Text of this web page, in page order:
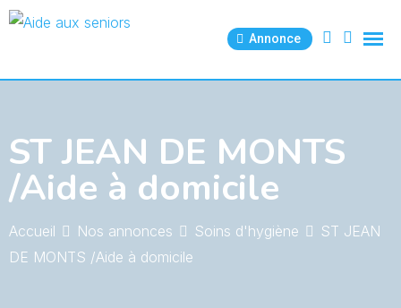
Skip
Annonce
ST JEAN DE MONTS
/Aide à domicile
Accueil Nos annonces Soins d'hygiène
ST JEAN
DE MONTS /Aide à domicile